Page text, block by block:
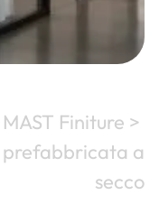
MAST Finiture >
prefabbricata a
secco